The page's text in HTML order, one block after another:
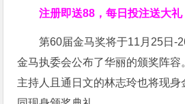
注册即送88，每日投注送大
第60届金马奖将于11月25日-
金马执委会公布了华丽的颁奖阵容
主持人且通日文的林志玲也将现身